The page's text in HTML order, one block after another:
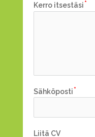
Kerro itsestäsi
Sähköposti
Liitä CV